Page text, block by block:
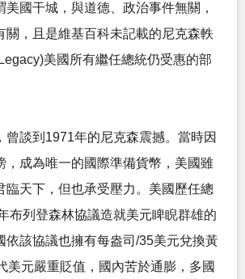
美國干城，與道德、政治事件無關，
關，且是維基百科未記載的尼克森軼
美國所有繼任總統仍受惠的部
曾談到1971年的尼克森震撼。當時因
，成為唯一的國際準備貨幣，美國雖
臨天下，但也承受壓力。美國歷任總
布列登森林協議造就美元睥睨群雄的
依該協議也擁有每盎司/35美元兌換黃
美元嚴重貶值，國內苦於通膨，多國